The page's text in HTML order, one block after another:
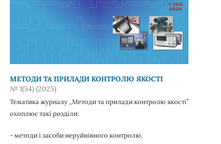
МЕТОДИ ТА ПРИЛАДИ КОНТРОЛЮ ЯКОСТІ
№ 1(54) (2025)
Тематика журналу „Методи та прилади контролю якості”
охоплює такі розділи:
- методи і засоби неруйнівного контролю,